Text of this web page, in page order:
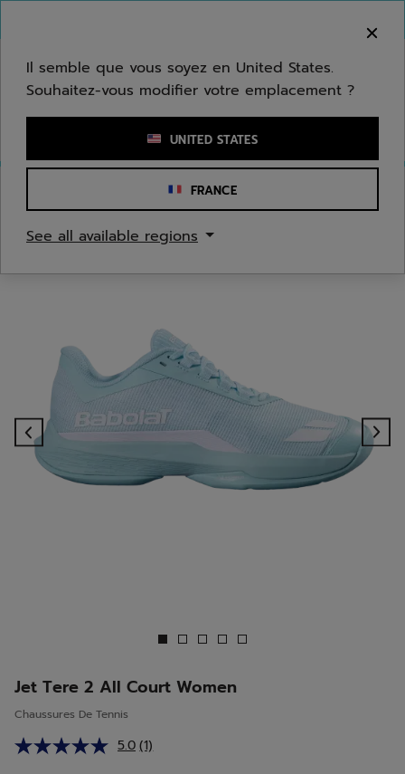
Saisir un mot clé ou un numéro d'article
Previous
Jet Tere 2 All Court Women
Chaussures De Tennis
5.0 Lire
(1)
Il semble que vous soyez en United States.
Souhaitez-vous modifier votre emplacement ?
UNITED STATES
FRANCE
See all available regions